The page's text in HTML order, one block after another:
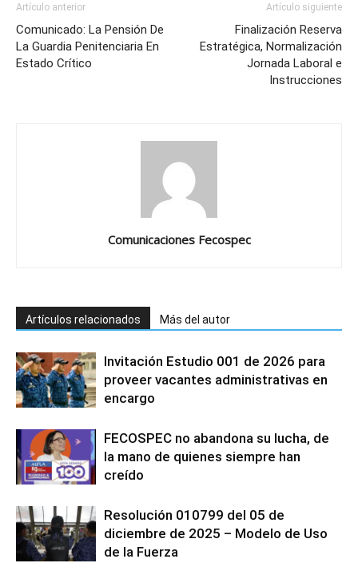
Artículo anterior
Comunicado: La Pensión De
La Guardia Penitenciaria En
Estado Crítico
Artículo siguiente
Finalización Reserva
Estratégica, Normalización
Jornada Laboral e
Instrucciones
Comunicaciones Fecospec
Artículos relacionados Más del autor
Invitación Estudio 001 de 2026 para
proveer vacantes administrativas en
encargo
FECOSPEC no abandona su lucha, de
la mano de quienes siempre han
creído
Resolución 010799 del 05 de
diciembre de 2025 – Modelo de Uso
de la Fuerza